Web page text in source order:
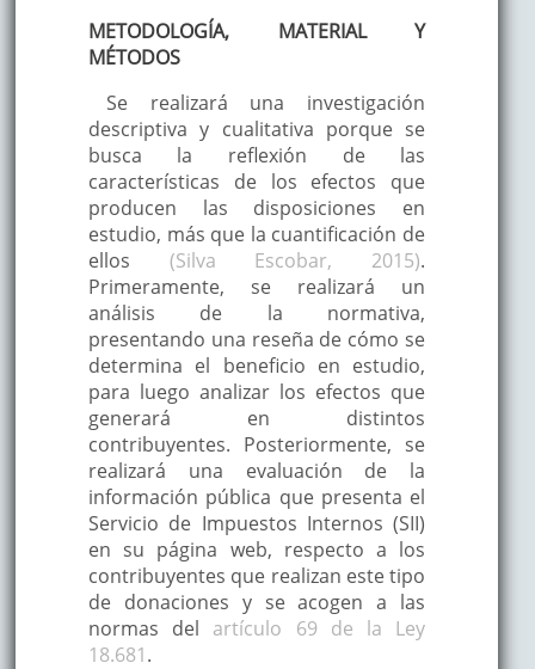
METODOLOGÍA, MATERIAL Y
MÉTODOS
Se realizará una investigación
descriptiva y cualitativa porque se
busca la reflexión de las
características de los efectos que
producen las disposiciones en
estudio, más que la cuantificación de
ellos (Silva Escobar, 2015).
Primeramente, se realizará un
análisis de la normativa,
presentando una reseña de cómo se
determina el beneficio en estudio,
para luego analizar los efectos que
generará en distintos
contribuyentes. Posteriormente, se
realizará una evaluación de la
información pública que presenta el
Servicio de Impuestos Internos (SII)
en su página web, respecto a los
contribuyentes que realizan este tipo
de donaciones y se acogen a las
normas del artículo 69 de la Ley
18.681.